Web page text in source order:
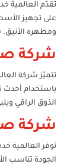
تقدّم العالمية
على تجهيز
ومظهره
شركة
تتميّز شركة
باستخدام
الذوق الراقي
شركة
توفر العالمية
الجودة تناسب